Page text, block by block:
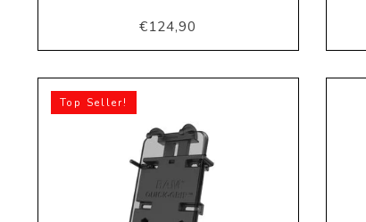
€124,90
Top Seller!